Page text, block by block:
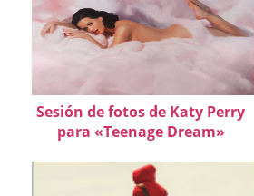
Sesión de fotos de Katy Perry
para «Teenage Dream»